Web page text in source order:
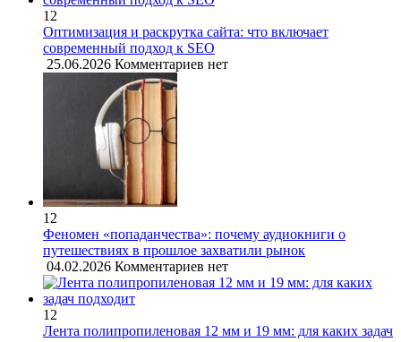
12
Оптимизация и раскрутка сайта: что включает
современный подход к SEO
25.06.2026 Комментариев нет
12
Феномен «попаданчества»: почему аудиокниги о
путешествиях в прошлое захватили рынок
04.02.2026 Комментариев нет
12
Лента полипропиленовая 12 мм и 19 мм: для каких задач